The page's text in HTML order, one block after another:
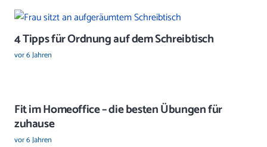
4 Tipps für Ordnung auf dem Schreibtisch
vor 6 Jahren
Fit im Homeoffice – die besten Übungen für
zuhause
vor 6 Jahren